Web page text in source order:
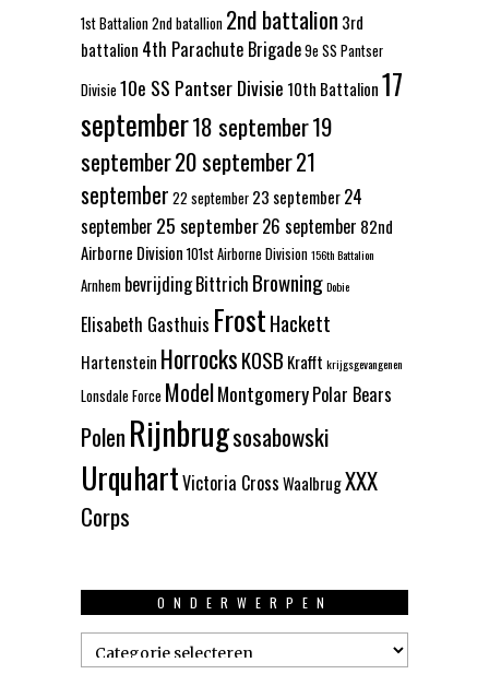
1st Battalion2nd batallion 2nd battalion 3rd
battalion 4th Parachute Brigade9e SS Pantser
Divisie 10e SS Pantser Divisie 10th Battalion17
september18 september19
september20 september21
september 22 september 23 september24
september 25 september26 september 82nd
Airborne Division 101st Airborne Division156th Battalion
Arnhem bevrijdingBittrich BrowningDobie
Elisabeth Gasthuis FrostHackett
Hartenstein HorrocksKOSB Krafft krijgsgevangenen
Lonsdale Force ModelMontgomeryPolar Bears
PolenRijnbrugsosabowski
UrquhartVictoria CrossWaalbrugXXX
Corps
ONDERWERPEN
Onderwerpen